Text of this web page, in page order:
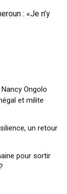
: «Je n’y
Ongolo
et milite
un retour
pour sortir